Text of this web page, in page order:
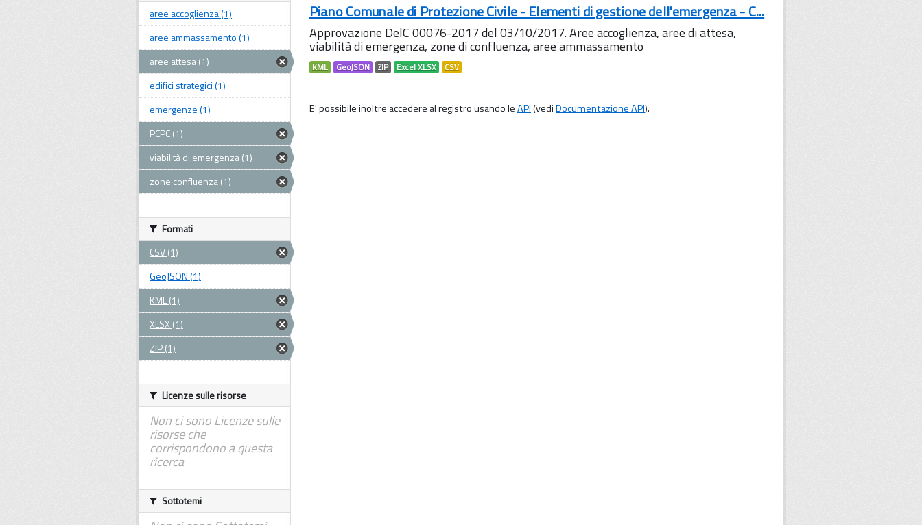
Piano Comunale di Protezione Civile - Elementi di gestione dell'emergenza - C...
Approvazione DelC 00076-2017 del 03/10/2017. Aree accoglienza, aree di attesa,
viabilità di emergenza, zone di confluenza, aree ammassamento
KML GeoJSON ZIP Excel XLSX CSV
E' possibile inoltre accedere al registro usando leAPI(vediDocumentazione API).
aree accoglienza (1)
aree ammassamento (1)
aree attesa (1)
edifici strategici (1)
emergenze (1)
PCPC (1)
viabilità di emergenza (1)
zone confluenza (1)
Formati
CSV (1)
GeoJSON (1)
KML (1)
XLSX (1)
ZIP (1)
Licenze sulle risorse
Non ci sono Licenze sulle
risorse che
corrispondono a questa
ricerca
Sottotemi